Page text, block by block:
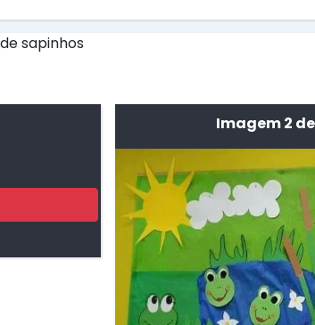
Imagem 2